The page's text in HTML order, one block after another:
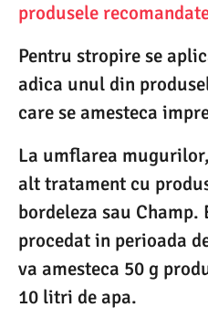
produsele
Pentru stropire se
adica unul din
care se amesteca
La umflarea
alt tratament cu
bordeleza sau Champ.
procedat in perioada
va amesteca 50 g
10 litri de apa.